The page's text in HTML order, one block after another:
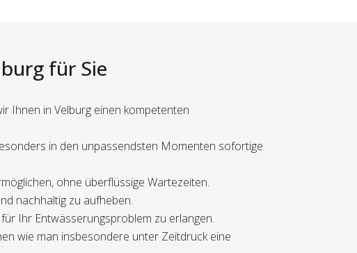
für Sie
Ihnen in Velburg einen kompetenten
in den unpassendsten Momenten sofortige
ohne überflüssige Wartezeiten.
nachhaltig zu aufheben.
Ihr Entwässerungsproblem zu erlangen.
wie man insbesondere unter Zeitdruck eine